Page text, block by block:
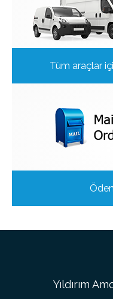
Tüm araçlar
Yıldırım